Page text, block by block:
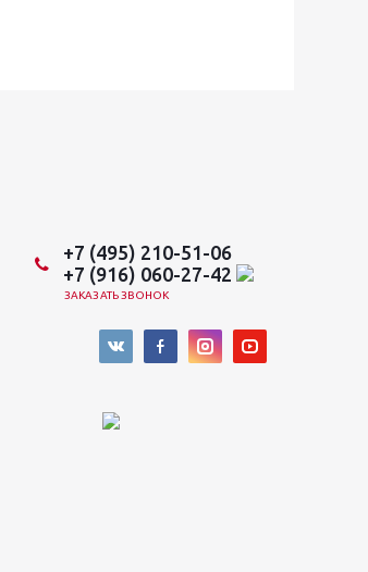
+7 (495) 210-51-06
+7 (916) 060-27-42
ЗАКАЗАТЬ ЗВОНОК